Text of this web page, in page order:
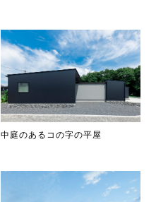
中庭のあるコの字の平屋